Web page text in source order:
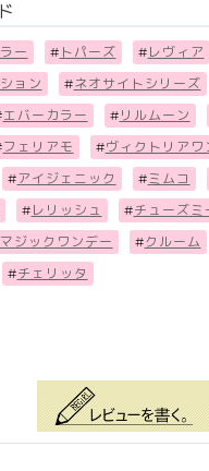
ー # トパーズ # レヴィア
ョン #ネオサイトシリーズ
エバーカラー # リルムーン
フェリアモ #ヴィクトリアワ
#アイジェニック #ミムコ
# レリッシュ #チューズミ
ジックワンデー #クルーム
#チェリッタ